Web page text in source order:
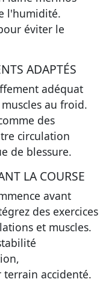
l'humidité.
éviter le
ADAPTÉS
adéquat
au froid.
des
circulation
de blessure.
LA COURSE
avant
des exercices
et muscles.
accidenté.